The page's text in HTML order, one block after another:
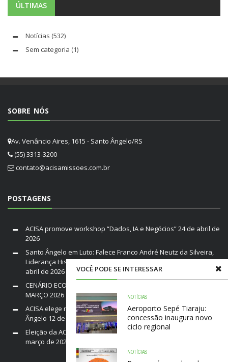
VOCÊ PODE SE INTERESSAR
NOTÍCIAS
Aeroporto Sepé Tiaraju:
concessão inaugura novo
ciclo regional
NOTÍCIAS
ÚLTIMAS
Notícias (532)
Sem categoria (1)
SOBRE NÓS
Av. Venâncio Aires, 1615 - Santo Ângelo/RS
(55) 3313-3200
contato@acisamissoes.com.br
POSTAGENS
ACISA promove workshop “Dados, IA e Negócios”24 de abril de
2026
Santo Ângelo em Luto: Falece Franco André Neutz da Silveira,
Liderança Histórica da ACISA e Fenamilho Internacional20 de
abril de 2026
CENÁRIO ECONÔMICO DO BRASIL E RIO GRANDE DO SUL /
MARÇO 2026
19 de março de 2026
ACISA elege nova diretoria para a gestão 2026–2028 em Santo
Ângelo 12 de março de 2026
Eleição da ACISA Gestão 2026/28 será nesta quarta-feira
março de 2026